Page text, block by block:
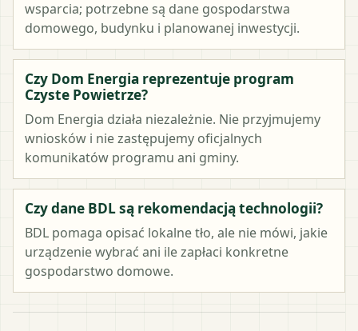
wsparcia; potrzebne są dane gospodarstwa
domowego, budynku i planowanej inwestycji.
Czy Dom Energia reprezentuje program
Czyste Powietrze?
Dom Energia działa niezależnie. Nie przyjmujemy
wniosków i nie zastępujemy oficjalnych
komunikatów programu ani gminy.
Czy dane BDL są rekomendacją technologii?
BDL pomaga opisać lokalne tło, ale nie mówi, jakie
urządzenie wybrać ani ile zapłaci konkretne
gospodarstwo domowe.